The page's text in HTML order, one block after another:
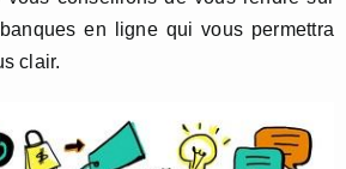
en ligne qui vous permettra
clair.